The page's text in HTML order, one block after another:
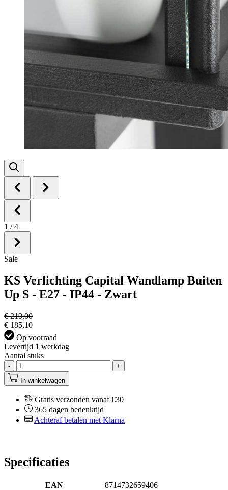
1 / 4
Sale
KS Verlichting Capital Wandlamp Buiten
Up S - E27 - IP44 - Zwart
€ 219,00
€ 185,10
Op voorraad
Levertijd 1 werkdag
Aantal stuks
-
+
In winkelwagen
Gratis verzonden vanaf €30
365 dagen bedenktijd
Achteraf betalen met Klarna
Specificaties
EAN
8714732659406